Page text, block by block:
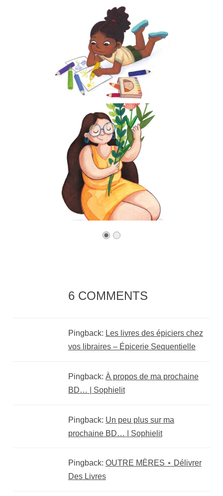
6 COMMENTS
Pingback: Les livres des épiciers chez
vos libraires – Épicerie Sequentielle
Pingback: À propos de ma prochaine
BD… | Sophielit
Pingback: Un peu plus sur ma
prochaine BD… | Sophielit
Pingback: OUTRE MÈRES ⋆ Délivrer
Des Livres